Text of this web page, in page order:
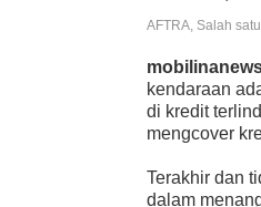
AFTRA, Salah
kendaraan
di kredit
mengcover
Terakhir dan
dalam